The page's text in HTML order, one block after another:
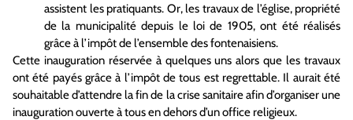
assistent les pratiquants. Or, les travaux de l’église, propriété
de la municipalité depuis le loi de 1905, ont été réalisés
grâce à l’impôt de l’ensemble des fontenaisiens.
Cette inauguration réservée à quelques uns alors que les travaux
ont été payés grâce à l’impôt de tous est regrettable. Il aurait été
souhaitable d’attendre la fin de la crise sanitaire afin d’organiser une
inauguration ouverte à tous en dehors d’un office religieux.